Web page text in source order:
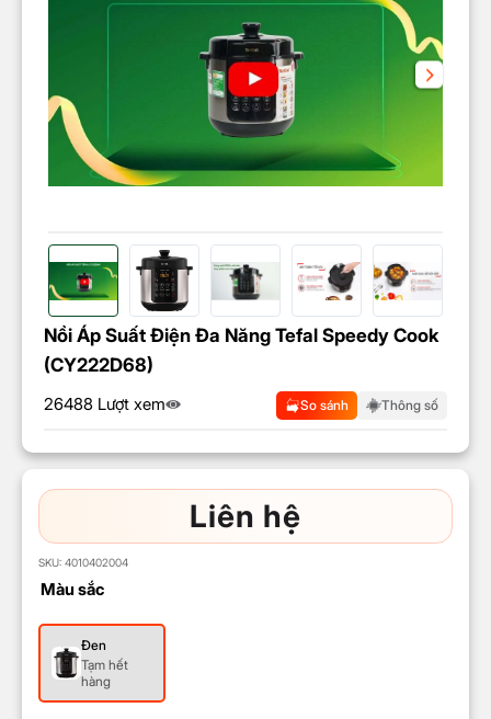
Liên hệ
SKU: 4010402004
Màu sắc
Đen
Tạm hết
hàng
Nồi Áp Suất Điện Đa Năng Tefal Speedy Cook
(CY222D68)
26488 Lượt xem So sánh Thông số